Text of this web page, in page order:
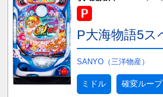
P大海物語5ス
SANYO（三洋物産）
ミドル 確変ルー